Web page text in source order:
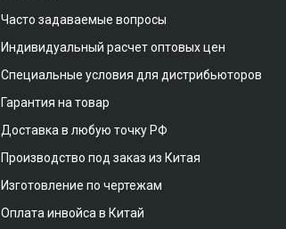
Часто задаваемые вопросы
Индивидуальный расчет оптовых цен
Специальные условия для дистрибьюторов
Гарантия на товар
Доставка в любую точку РФ
Производство под заказ из Китая
Изготовление по чертежам
Оплата инвойса в Китай